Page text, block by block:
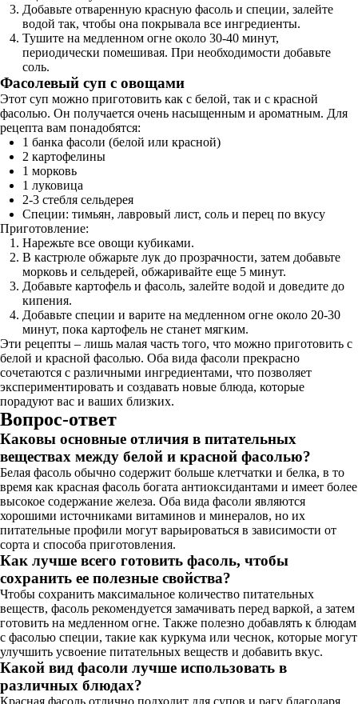
Добавьте отваренную красную фасоль и специи, залейте
водой так, чтобы она покрывала все ингредиенты.
Тушите на медленном огне около 30-40 минут,
периодически помешивая. При необходимости добавьте
соль.
Фасолевый суп с овощами
Этот суп можно приготовить как с белой, так и с красной
фасолью. Он получается очень насыщенным и ароматным. Для
рецепта вам понадобятся:
1 банка фасоли (белой или красной)
2 картофелины
1 морковь
1 луковица
2-3 стебля сельдерея
Специи: тимьян, лавровый лист, соль и перец по вкусу
Приготовление:
Нарежьте все овощи кубиками.
В кастрюле обжарьте лук до прозрачности, затем добавьте
морковь и сельдерей, обжаривайте еще 5 минут.
Добавьте картофель и фасоль, залейте водой и доведите до
кипения.
Добавьте специи и варите на медленном огне около 20-30
минут, пока картофель не станет мягким.
Эти рецепты – лишь малая часть того, что можно приготовить с
белой и красной фасолью. Оба вида фасоли прекрасно
сочетаются с различными ингредиентами, что позволяет
экспериментировать и создавать новые блюда, которые
порадуют вас и ваших близких.
Вопрос-ответ
Каковы основные отличия в питательных
веществах между белой и красной фасолью?
Белая фасоль обычно содержит больше клетчатки и белка, в то
время как красная фасоль богата антиоксидантами и имеет более
высокое содержание железа. Оба вида фасоли являются
хорошими источниками витаминов и минералов, но их
питательные профили могут варьироваться в зависимости от
сорта и способа приготовления.
Как лучше всего готовить фасоль, чтобы
сохранить ее полезные свойства?
Чтобы сохранить максимальное количество питательных
веществ, фасоль рекомендуется замачивать перед варкой, а затем
готовить на медленном огне. Также полезно добавлять к блюдам
с фасолью специи, такие как куркума или чеснок, которые могут
улучшить усвоение питательных веществ и добавить вкус.
Какой вид фасоли лучше использовать в
различных блюдах?
Красная фасоль отлично подходит для супов и рагу благодаря